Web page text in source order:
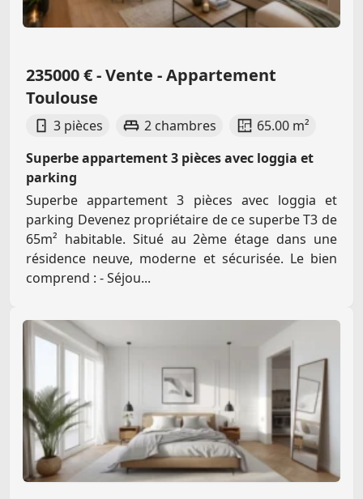
235000 € - Vente - Appartement
Toulouse
3 pièces 2 chambres
65.00 m²
Superbe appartement 3 pièces avec loggia et
parking
Superbe appartement 3 pièces avec loggia et
parking Devenez propriétaire de ce superbe T3 de
65m² habitable. Situé au 2ème étage dans une
résidence neuve, moderne et sécurisée. Le bien
comprend : - Séjou...